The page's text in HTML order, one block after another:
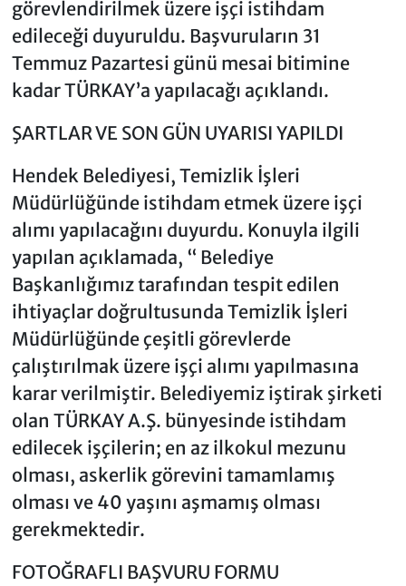
görevlendirilmek üzere işçi istihdam
edileceği duyuruldu. Başvuruların 31
Temmuz Pazartesi günü mesai bitimine
kadar TÜRKAY’a yapılacağı açıklandı.
ŞARTLAR VE SON GÜN UYARISI YAPILDI
Hendek Belediyesi, Temizlik İşleri
Müdürlüğünde istihdam etmek üzere işçi
alımı yapılacağını duyurdu. Konuyla ilgili
yapılan açıklamada, “ Belediye
Başkanlığımız tarafından tespit edilen
ihtiyaçlar doğrultusunda Temizlik İşleri
Müdürlüğünde çeşitli görevlerde
çalıştırılmak üzere işçi alımı yapılmasına
karar verilmiştir. Belediyemiz iştirak şirketi
olan TÜRKAY A.Ş. bünyesinde istihdam
edilecek işçilerin; en az ilkokul mezunu
olması, askerlik görevini tamamlamış
olması ve 40 yaşını aşmamış olması
gerekmektedir.
FOTOĞRAFLI BAŞVURU FORMU